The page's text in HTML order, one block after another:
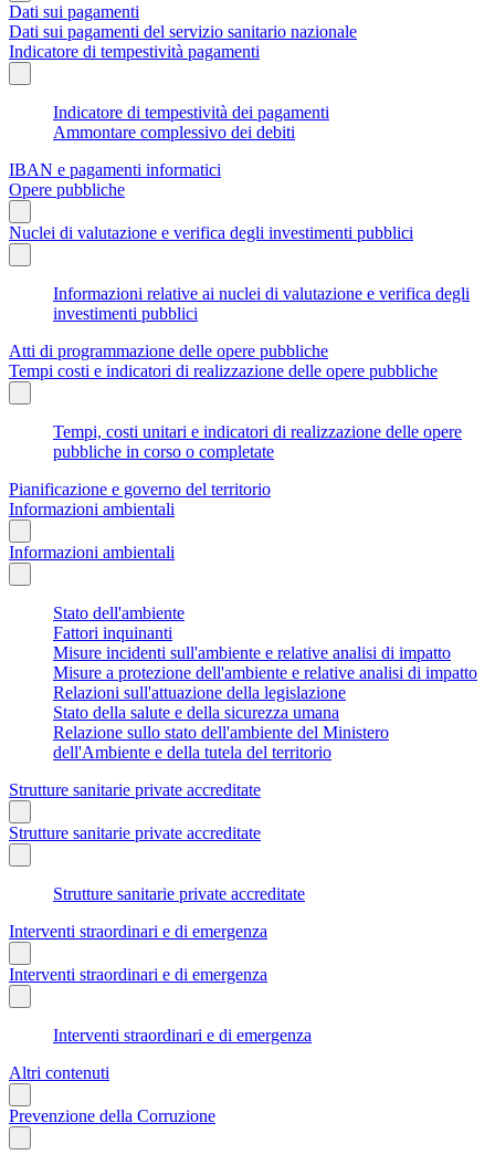
Dati sui pagamenti
Dati sui pagamenti del servizio sanitario nazionale
Indicatore di tempestività pagamenti
Indicatore di tempestività dei pagamenti
Ammontare complessivo dei debiti
IBAN e pagamenti informatici
Opere pubbliche
Nuclei di valutazione e verifica degli investimenti pubblici
Informazioni relative ai nuclei di valutazione e verifica degli
investimenti pubblici
Atti di programmazione delle opere pubbliche
Tempi costi e indicatori di realizzazione delle opere pubbliche
Tempi, costi unitari e indicatori di realizzazione delle opere
pubbliche in corso o completate
Pianificazione e governo del territorio
Informazioni ambientali
Informazioni ambientali
Stato dell'ambiente
Fattori inquinanti
Misure incidenti sull'ambiente e relative analisi di impatto
Misure a protezione dell'ambiente e relative analisi di impatto
Relazioni sull'attuazione della legislazione
Stato della salute e della sicurezza umana
Relazione sullo stato dell'ambiente del Ministero
dell'Ambiente e della tutela del territorio
Strutture sanitarie private accreditate
Strutture sanitarie private accreditate
Strutture sanitarie private accreditate
Interventi straordinari e di emergenza
Interventi straordinari e di emergenza
Interventi straordinari e di emergenza
Altri contenuti
Prevenzione della Corruzione